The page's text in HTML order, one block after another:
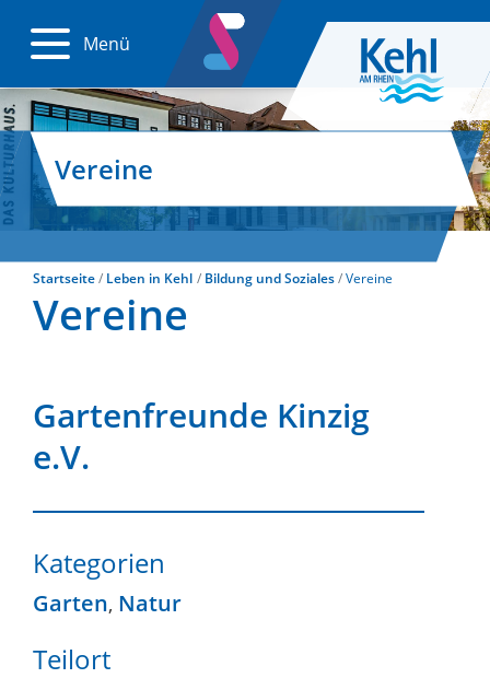
Menü
Vereine
Startseite Leben in Kehl Bildung und Soziales Vereine
Vereine
Gartenfreunde Kinzig
e.V.
Kategorien
Garten, Natur
Teilort